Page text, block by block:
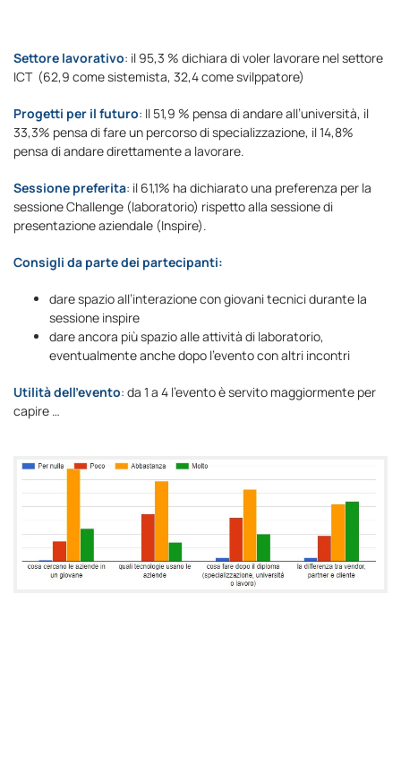
Settore lavorativo: il 95,3 % dichiara di voler lavorare nel settore
ICT (62,9 come sistemista, 32,4 come svilppatore)
Progetti per il futuro: Il 51,9 % pensa di andare all’università, il
33,3% pensa di fare un percorso di specializzazione, il 14,8%
pensa di andare direttamente a lavorare.
Sessione preferita: il 61,1% ha dichiarato una preferenza per la
sessione Challenge (laboratorio) rispetto alla sessione di
presentazione aziendale (Inspire).
Consigli da parte dei partecipanti:
dare spazio all’interazione con giovani tecnici durante la
sessione inspire
dare ancora più spazio alle attività di laboratorio,
eventualmente anche dopo l’evento con altri incontri
Utilità dell’evento: da 1 a 4 l’evento è servito maggiormente per
capire …